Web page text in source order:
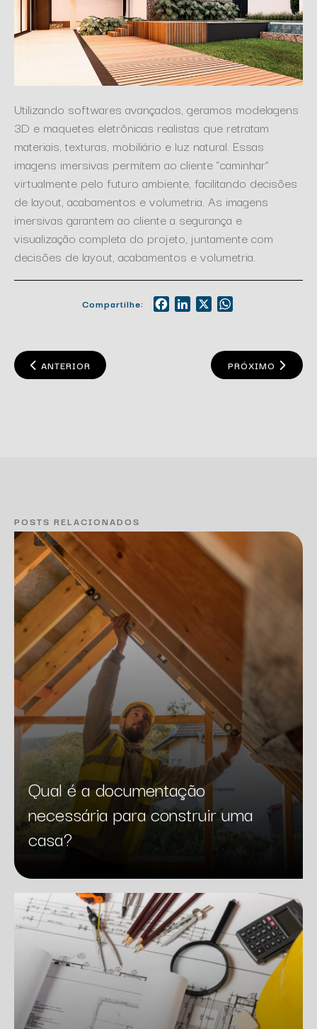
Utilizando softwares avançados, geramos modelagens
3D e maquetes eletrônicas realistas que retratam
materiais, texturas, mobiliário e luz natural. Essas
imagens imersivas permitem ao cliente “caminhar”
virtualmente pelo futuro ambiente, facilitando decisões
de layout, acabamentos e volumetria. As imagens
imersivas garantem ao cliente a segurança e
visualização completa do projeto, juntamente com
decisões de layout, acabamentos e volumetria.
Compartilhe: FacebookLinkedIn
ANTERIOR PRÓXIMO
POSTS RELACIONADOS
Qual é a documentação
necessária para construir uma
casa?